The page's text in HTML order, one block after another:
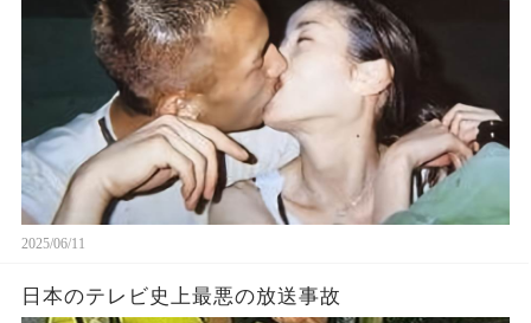
2025/06/11
日本のテレビ史上最悪の放送事故